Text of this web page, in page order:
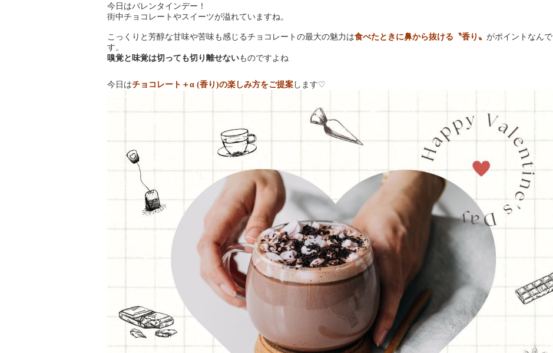
今日はバレンタインデー！
街中チョコレートやスイーツが溢れていますね。
こっくりと芳醇な甘味や苦味も感じるチョコレートの最大の魅力は食べたときに鼻から抜ける〝香り〟 がポイントなんで
す。
嗅覚と味覚は切っても切り離せないものですよね
今日はチョコレート＋α (香り )の楽しみ方をご提案します♡